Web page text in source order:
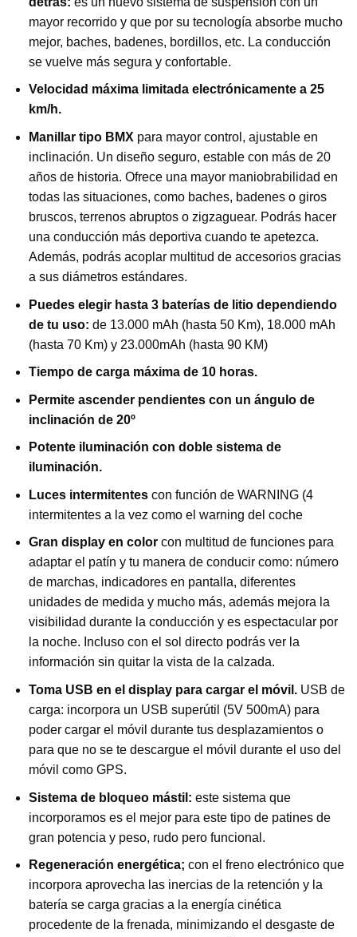
mayor recorrido y que por su tecnología absorbe mucho
mejor, baches, badenes, bordillos, etc. La conducción
se vuelve más segura y confortable.
Velocidad máxima limitada electrónicamente a 25
km/h.
Manillar tipo BMX para mayor control, ajustable en
inclinación. Un diseño seguro, estable con más de 20
años de historia. Ofrece una mayor maniobrabilidad en
todas las situaciones, como baches, badenes o giros
bruscos, terrenos abruptos o zigzaguear. Podrás hacer
una conducción más deportiva cuando te apetezca.
Además, podrás acoplar multitud de accesorios gracias
a sus diámetros estándares.
Puedes elegir hasta 3 baterías de litio dependiendo
de tu uso: de 13.000 mAh (hasta 50 Km), 18.000 mAh
(hasta 70 Km) y 23.000mAh (hasta 90 KM)
Tiempo de carga máxima de 10 horas.
Permite ascender pendientes con un ángulo de
inclinación de 20º
Potente iluminación con doble sistema de
iluminación.
Luces intermitentescon función de WARNING (4
intermitentes a la vez como el warning del coche
Gran display en colorcon multitud de funciones para
adaptar el patín y tu manera de conducir como: número
de marchas, indicadores en pantalla, diferentes
unidades de medida y mucho más, además mejora la
visibilidad durante la conducción y es espectacular por
la noche. Incluso con el sol directo podrás ver la
información sin quitar la vista de la calzada.
Toma USB en el display para cargar el móvil.USB de
carga: incorpora un USB superútil (5V 500mA) para
poder cargar el móvil durante tus desplazamientos o
para que no se te descargue el móvil durante el uso del
móvil como GPS.
Sistema de bloqueo mástil: este sistema que
incorporamos es el mejor para este tipo de patines de
gran potencia y peso, rudo pero funcional.
Regeneración energética; con el freno electrónico que
incorpora aprovecha las inercias de la retención y la
batería se carga gracias a la energía cinética
procedente de la frenada, minimizando el desgaste de